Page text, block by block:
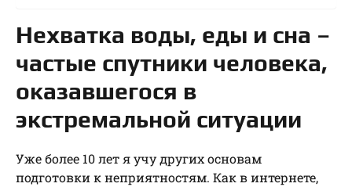
Нехватка воды, еды и сна –
частые спутники человека,
оказавшегося в
экстремальной ситуации
Уже более 10 лет я учу других основам
подготовки к неприятностям. Как в интернете,